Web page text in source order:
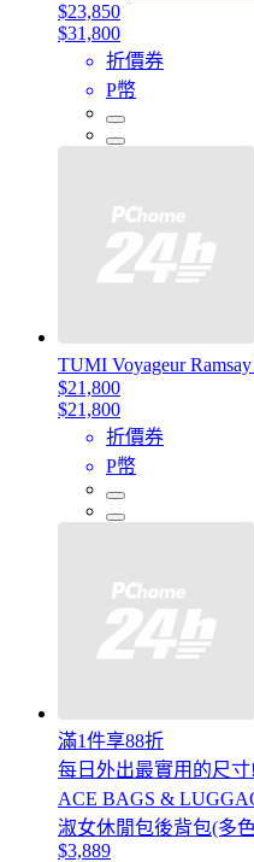
$23,850
$31,800
折價券
P幣
TUMI Voyageur
$21,800
$21,800
折價券
P幣
滿1件享88折
每日外出最實用的尺寸!
ACE BAGS &
淑女休閒包後背包(多
$3,889